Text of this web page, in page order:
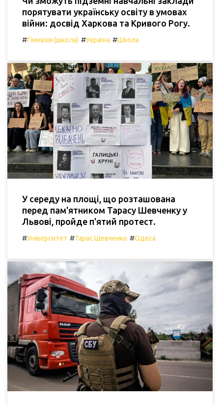
порятувати українську освіту в умовах
війни: досвід Харкова та Кривого Рогу.
#Гімназія (школа) #Україна #Школа
У середу на площі, що розташована
перед пам'ятником Тарасу Шевченку у
Львові, пройде п'ятий протест.
#Університет #Тарас Шевченко #Одеса